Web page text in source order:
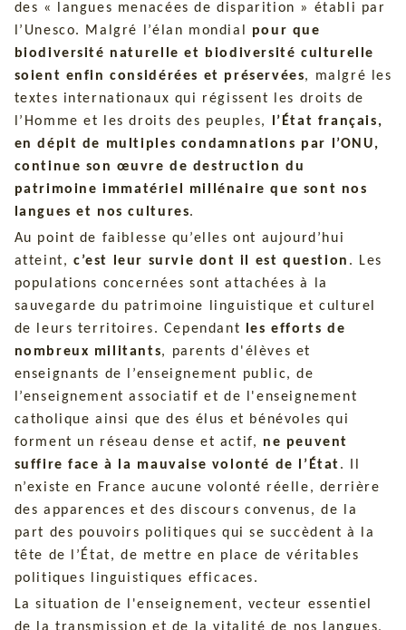
des « langues menacées de disparition » établi par
l’Unesco. Malgré l’élan mondial pour que
biodiversité naturelle et biodiversité culturelle
soient enfin considérées et préservées, malgré les
textes internationaux qui régissent les droits de
l’Homme et les droits des peuples,
l’État français,
en dépit de multiples condamnations par l’ONU,
continue son œuvre de destruction du
patrimoine immatériel millénaire que sont nos
langues et nos cultures.
Au point de faiblesse qu’elles ont aujourd’hui
atteint, c’est leur survie dont il est question . Les
populations concernées sont attachées à la
sauvegarde du patrimoine linguistique et culturel
de leurs territoires. Cependant les efforts de
nombreux militants, parents d'élèves et
enseignants de l’enseignement public, de
l’enseignement associatif et de l'enseignement
catholique ainsi que des élus et bénévoles qui
forment un réseau dense et actif, ne peuvent
suffire face à la mauvaise volonté de l’État. Il
n’existe en France aucune volonté réelle, derrière
des apparences et des discours convenus, de la
part des pouvoirs politiques qui se succèdent à la
tête de l’État, de mettre en place de véritables
politiques linguistiques efficaces.
La situation de l'enseignement, vecteur essentiel